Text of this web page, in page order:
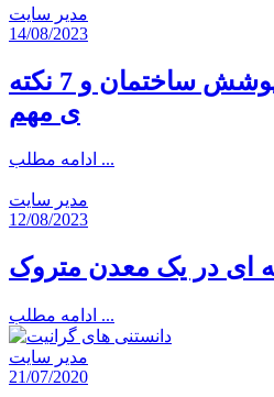
مدیر سایت
14/08/2023
سنگ ساختمانی در پوشش ساختمان و 7 نکته
ی مهم
ادامه مطلب ...
مدیر سایت
12/08/2023
ادامه مطلب ...
مدیر سایت
21/07/2020